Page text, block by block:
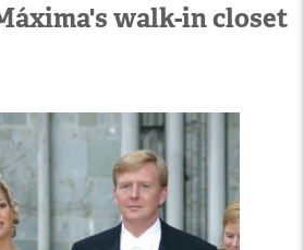
walk-in closet